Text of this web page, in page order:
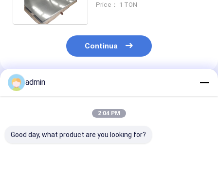
Price： 1 TON
Continua
Prodotti Raccomandati
admin
2:04 PM
Good day, what product are you looking for?